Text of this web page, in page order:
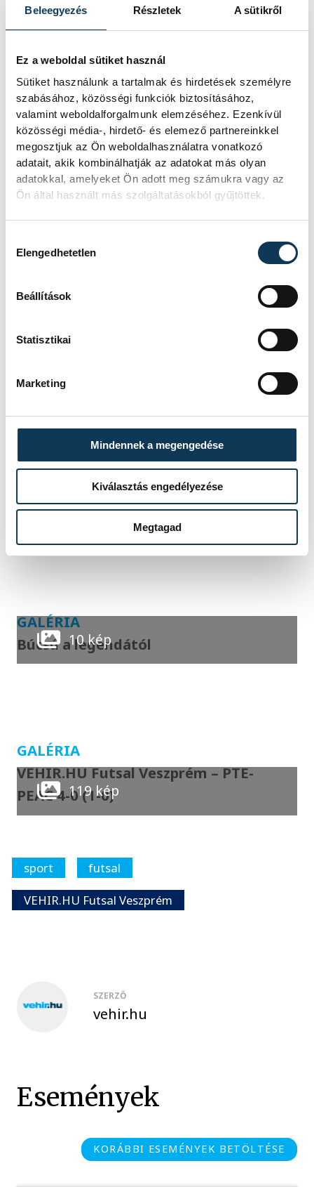
Beleegyezés Részletek A sütikről
Ez a weboldal sütiket használ
Sütiket használunk a tartalmak és hirdetések személyre
szabásához, közösségi funkciók biztosításához,
valamint weboldalforgalmunk elemzéséhez. Ezenkívül
közösségi média-, hirdető- és elemező partnereinkkel
megosztjuk az Ön weboldalhasználatra vonatkozó
adatait, akik kombinálhatják az adatokat más olyan
adatokkal, amelyeket Ön adott meg számukra vagy az
Ön által használt más szolgáltatásokból gyűjtöttek.
Elengedhetetlen
Beállítások
Statisztikai
Marketing
Mindennek a megengedése
Kiválasztás engedélyezése
Megtagad
forduló:
VEHIR.HU Futsal Veszprém –
PTE-PEAC 4-0 (1-0)
Veszprém, Március 15. utcai
Sportcsarnok, 700 néző.
Vezette: Juhász D. (Urgyán A.,
Balla L.)
VEHIR.HU Futsal Veszprém:
Horváth B. – Dróth, Thiago,
Hadházi, Bognár
Csere:Sándor B., Juhász V. M.,
Molnár D. V., Horváth Benedek,
Matheus
Wilkesz – Molnár Cs.,
Ábrahám, Palvek, Szakály, Nagy
B., Turi, Pedic, Kiss M. K.
Vezetőedző:Élő Tibor
Bognár (8.),
Hadházi (30.), Matheus (38.),
Dróth (39.)
GALÉRIA
Búcsú a legendától
10 kép
GALÉRIA
VEHIR.HU Futsal Veszprém – PTE-
PEAC 4-0 (1-0)
119 kép
sport
futsal
VEHIR.HU Futsal Veszprém
SZERZŐ
vehir.hu
Események
KORÁBBI ESEMÉNYEK BETÖLTÉSE